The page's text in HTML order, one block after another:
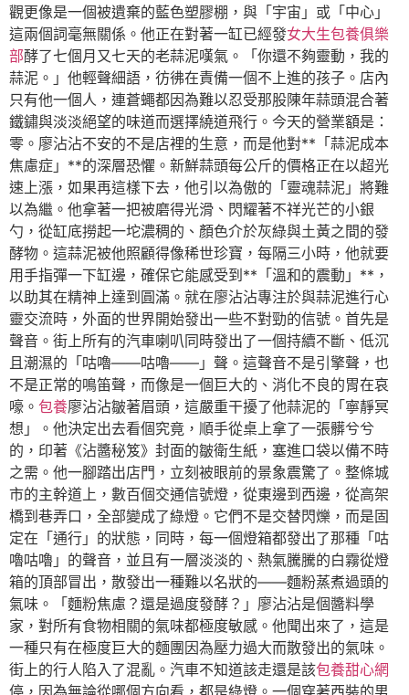
觀更像是一個被遺棄的藍色塑膠棚，與「宇宙」或「中心」
這兩個詞毫無關係。他正在對著一缸已經發女大生包養俱樂
部酵了七個月又七天的老蒜泥嘆氣。「你還不夠靈動，我的
蒜泥。」他輕聲細語，彷彿在責備一個不上進的孩子。店內
只有他一個人，連蒼蠅都因為難以忍受那股陳年蒜頭混合著
鐵鏽與淡淡絕望的味道而選擇繞道飛行。今天的營業額是：
零。廖沾沾不安的不是店裡的生意，而是他對**「蒜泥成本
焦慮症」**的深層恐懼。新鮮蒜頭每公斤的價格正在以超光
速上漲，如果再這樣下去，他引以為傲的「靈魂蒜泥」將難
以為繼。他拿著一把被磨得光滑、閃耀著不祥光芒的小銀
勺，從缸底撈起一坨濃稠的、顏色介於灰綠與土黃之間的發
酵物。這蒜泥被他照顧得像稀世珍寶，每隔三小時，他就要
用手指彈一下缸邊，確保它能感受到**「溫和的震動」**，
以助其在精神上達到圓滿。就在廖沾沾專注於與蒜泥進行心
靈交流時，外面的世界開始發出一些不對勁的信號。首先是
聲音。街上所有的汽車喇叭同時發出了一個持續不斷、低沉
且潮濕的「咕嚕——咕嚕——」聲。這聲音不是引擎聲，也
不是正常的鳴笛聲，而像是一個巨大的、消化不良的胃在哀
嚎。 包養廖沾沾皺著眉頭，這嚴重干擾了他蒜泥的「寧靜冥
想」。他決定出去看個究竟，順手從桌上拿了一張髒兮兮
的，印著《沾醬秘笈》封面的皺衛生紙，塞進口袋以備不時
之需。他一腳踏出店門，立刻被眼前的景象震驚了。整條城
市的主幹道上，數百個交通信號燈，從東邊到西邊，從高架
橋到巷弄口，全部變成了綠燈。它們不是交替閃爍，而是固
定在「通行」的狀態，同時，每一個燈箱都發出了那種「咕
嚕咕嚕」的聲音，並且有一層淡淡的、熱氣騰騰的白霧從燈
箱的頂部冒出，散發出一種難以名狀的——麵粉蒸煮過頭的
氣味。「麵粉焦慮？還是過度發酵？」廖沾沾是個醬料學
家，對所有食物相關的氣味都極度敏感。他聞出來了，這是
一種只有在極度巨大的麵團因為壓力過大而散發出的氣味。
街上的行人陷入了混亂。汽車不知道該走還是該包養甜心網
停，因為無論從哪個方向看，都是綠燈。一個穿著西裝的男